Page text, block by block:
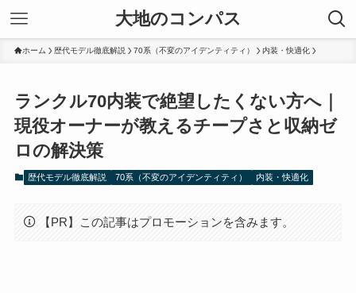
大地のコンパス
ホーム 歴代モデル徹底解説 70系（不変のアイデンティティ） 内装・快適化
ランクル70内装で絶望したくない方へ｜
現役オーナーが教えるチープさと収納ゼ
ロの解決策
歴代モデル徹底解説 70系（不変のアイデンティティ） 内装・快適化
【PR】この記事はプロモーションを含みます。